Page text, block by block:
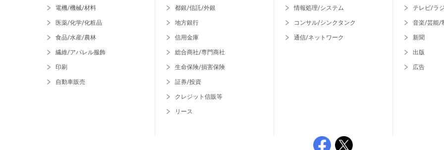
電機/機械/材料
医薬/化学/化粧品
食品/水産/農林
繊維/アパレル服飾
印刷
自動車販売
都銀/信託/外銀
地方銀行
信用金庫
総合商社/専門商社
生命保険/損害保険
証券/投資
クレジット信販等
リース
情報処理/システム
コンサル/シンクタンク
通信/ネットワーク
テレビ/ラ
音楽/芸能/
新聞
出版
広告